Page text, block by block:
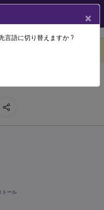
2511
トール
×
言語に切り替えますか ?